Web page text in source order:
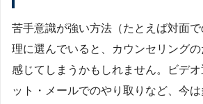
苦手意識が強い方法（たとえば対面
理に選んでいると、カウンセリング
感じてしまうかもしれません。ビデ
ット・メールでのやり取りなど、今